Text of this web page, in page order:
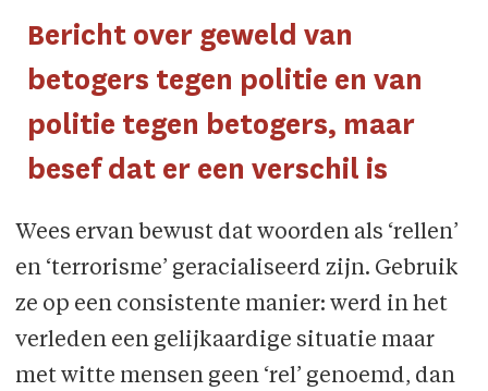
Bericht over geweld van
betogers tegen politie en van
politie tegen betogers, maar
besef dat er een verschil is
Wees ervan bewust dat woorden als ‘rellen’
en ‘terrorisme’ geracialiseerd zijn. Gebruik
ze op een consistente manier: werd in het
verleden een gelijkaardige situatie maar
met witte mensen geen ‘rel’ genoemd, dan